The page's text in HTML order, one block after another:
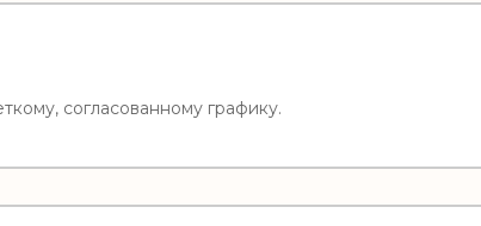
согласованному графику.